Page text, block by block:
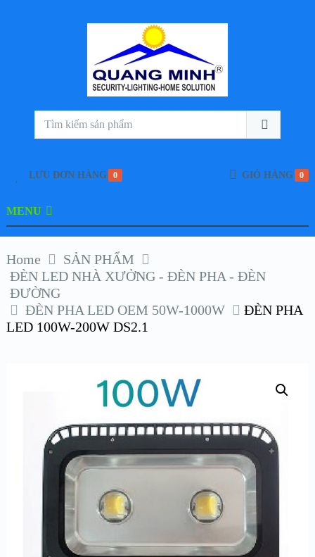
LƯU ĐƠN HÀNG 0 GIỎ HÀNG 0
MENU
Home
SẢN PHẨM
ĐÈN LED NHÀ XƯỞNG - ĐÈN PHA - ĐÈN
ĐƯỜNG
ĐÈN PHA LED OEM 50W-1000W
ĐÈN PHA
LED 100W-200W DS2.1